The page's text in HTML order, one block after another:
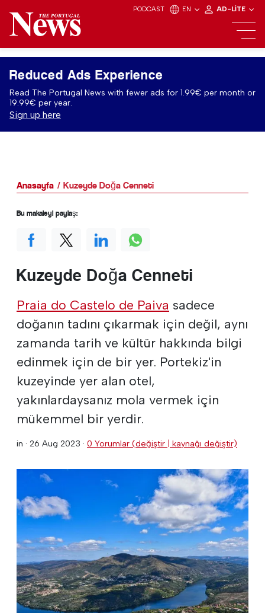
PODCAST EN AD-LITE
Reduced Ads Experience
Read The Portugal News with fewer ads for 1.99€ per month or
19.99€ per year.
Sign up here
Anasayfa Kuzeyde Doğa Cenneti
Kuzeyde Doğa Cenneti
Praia do Castelo de Paiva sadece
doğanın tadını çıkarmak için değil, aynı
zamanda tarih ve kültür hakkında bilgi
edinmek için de bir yer. Portekiz'in
kuzeyinde yer alan otel,
yakınlardaysanız mola vermek için
mükemmel bir yerdir.
in · 26 Aug 2023 · 0 Yorumlar (değiştir | kaynağı değiştir)
Bu makaleyi paylaş: